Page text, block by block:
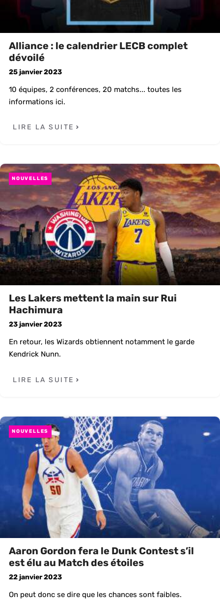
Alliance : le calendrier LECB complet
dévoilé
25 janvier 2023
10 équipes, 2 conférences, 20 matchs... toutes les
informations ici.
LIRE LA SUITE
NOUVELLES
Les Lakers mettent la main sur Rui
Hachimura
23 janvier 2023
En retour, les Wizards obtiennent notamment le garde
Kendrick Nunn.
LIRE LA SUITE
NOUVELLES
Aaron Gordon fera le Dunk Contest s’il
est élu au Match des étoiles
22 janvier 2023
On peut donc se dire que les chances sont faibles.